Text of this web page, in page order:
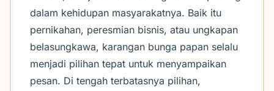
dalam kehidupan masyarakatnya. Baik itu
pernikahan, peresmian bisnis, atau ungkapan
belasungkawa, karangan bunga papan selalu
menjadi pilihan tepat untuk menyampaikan
pesan. Di tengah terbatasnya pilihan,